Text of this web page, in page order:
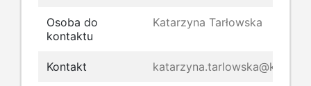
Osoba do
kontaktu
Katarzyna Tarłowska
Kontakt